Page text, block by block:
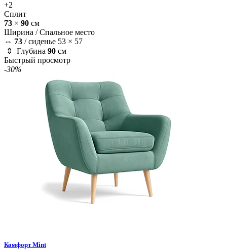
+2
Сплит
73 × 90 см
Ширина /Спальное место
⇔ 73 /сиденье 53 × 57
⇕ Глубина 90 см
Быстрый просмотр
-30%
КомфортMint